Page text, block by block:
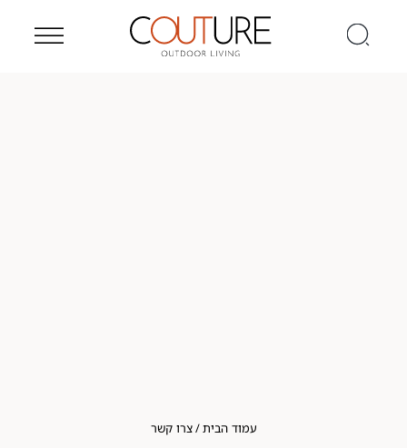
עמוד הבית/ צרו קשר